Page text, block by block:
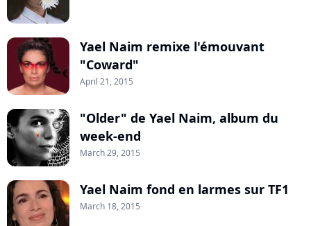
Yael Naim remixe l'émouvant
"Coward"
April 21, 2015
"Older" de Yael Naim, album du
week-end
March 29, 2015
Yael Naim fond en larmes sur TF1
March 18, 2015